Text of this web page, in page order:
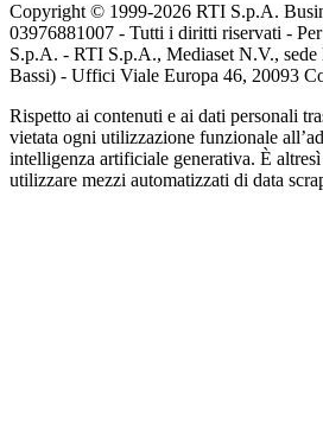
Copyright © 1999-2026 RTI S.p.A.
03976881007 - Tutti i diritti riservati -
S.p.A. - RTI S.p.A., Mediaset N.V., sede
Bassi) - Uffici Viale Europa 46, 20093
Rispetto ai contenuti e ai dati personali
vietata ogni utilizzazione funzionale
intelligenza artificiale generativa. È
utilizzare mezzi automatizzati di data